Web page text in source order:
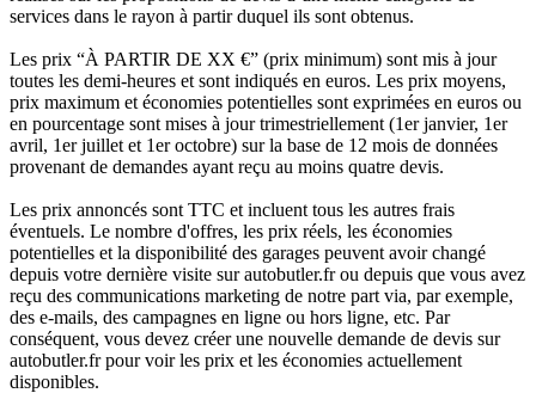
services dans le rayon à partir duquel ils sont obtenus.
Les prix “À PARTIR DE XX €” (prix minimum) sont mis à jour
toutes les demi-heures et sont indiqués en euros. Les prix moyens,
prix maximum et économies potentielles sont exprimées en euros ou
en pourcentage sont mises à jour trimestriellement (1er janvier, 1er
avril, 1er juillet et 1er octobre) sur la base de 12 mois de données
provenant de demandes ayant reçu au moins quatre devis.
Les prix annoncés sont TTC et incluent tous les autres frais
éventuels. Le nombre d'offres, les prix réels, les économies
potentielles et la disponibilité des garages peuvent avoir changé
depuis votre dernière visite sur autobutler.fr ou depuis que vous avez
reçu des communications marketing de notre part via, par exemple,
des e-mails, des campagnes en ligne ou hors ligne, etc. Par
conséquent, vous devez créer une nouvelle demande de devis sur
autobutler.fr pour voir les prix et les économies actuellement
disponibles.